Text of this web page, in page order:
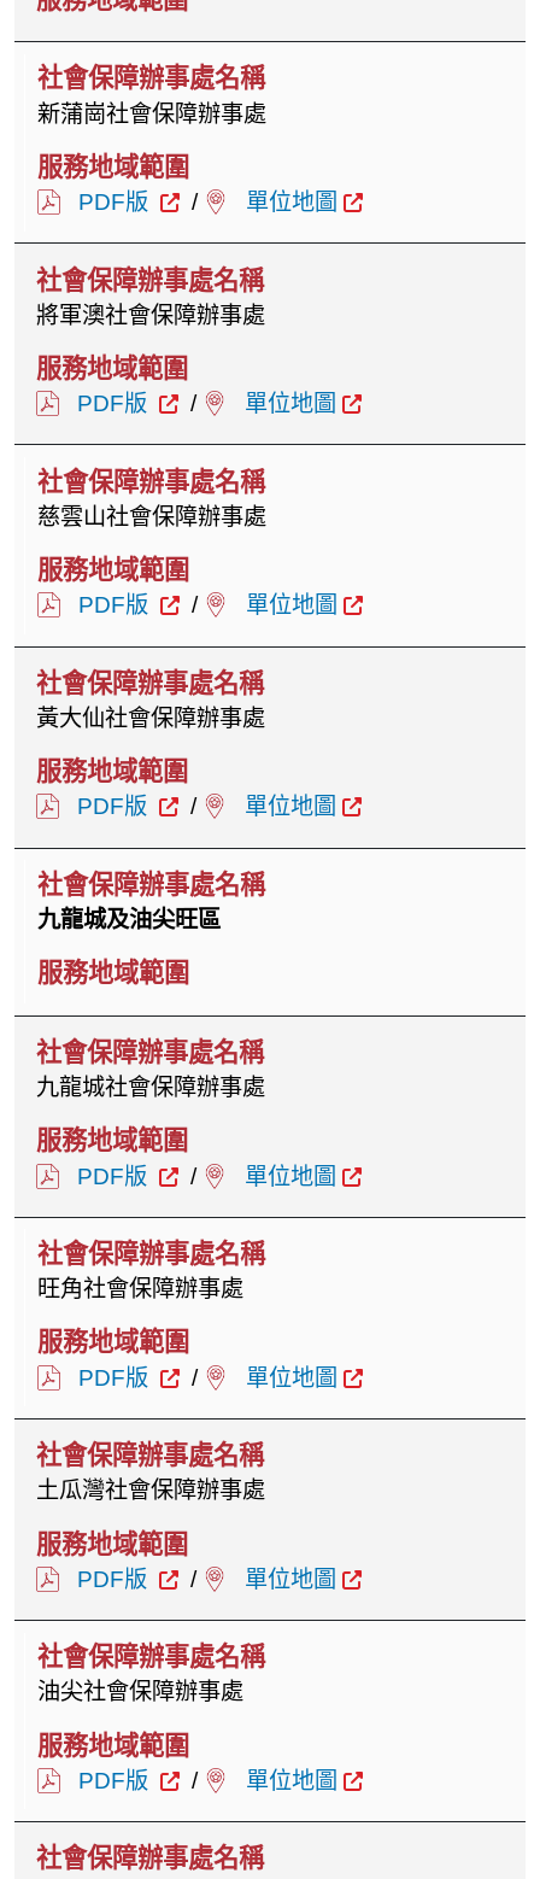
新蒲崗社會保障辦事處
PDF版 / 單位地圖
將軍澳社會保障辦事處
PDF版 / 單位地圖
慈雲山社會保障辦事處
PDF版 / 單位地圖
黃大仙社會保障辦事處
PDF版 / 單位地圖
九龍城及油尖旺區
九龍城社會保障辦事處
PDF版 / 單位地圖
旺角社會保障辦事處
PDF版 / 單位地圖
土瓜灣社會保障辦事處
PDF版 / 單位地圖
油尖社會保障辦事處
PDF版 / 單位地圖